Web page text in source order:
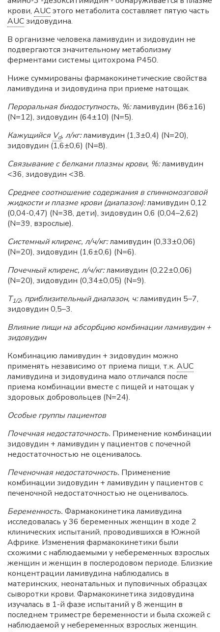
крови, AUCэтого метаболита составляет пятую часть
AUCзидовудина.
В организме человека ламивудин и зидовудин не
подвергаются значительному метаболизму
ферментами системы цитохрома P450.
Ниже суммированы фармакокинетические свойства
ламивудина и зидовудина при приеме натощак.
Пероральная биодоступность, %:ламивудин (86±16)
(N=12), зидовудин (64±10) (N=5).
Кажущийся Vd, л/кг:ламивудин (1,3±0,4) (N=20),
зидовудин (1,6±0,6) (N=8).
Связывание с белками плазмы крови, %:ламивудин
<36, зидовудин <38.
Среднее соотношение содержания в спинномозговой
жидкости и плазме крови (диапазон):ламивудин 0,12
(0,04-0,47) (N=38, дети), зидовудин 0,6 (0,04–2,62)
(N=39, взрослые).
Системный клиренс, л/ч/кг:ламивудин (0,33±0,06)
(N=20), зидовудин (1,6±0,6) (N=6).
Почечный клиренс, л/ч/кг:ламивудин (0,22±0,06)
(N=20), зидовудин (0,34±0,05) (N=9).
T1/2, приблизительный диапазон, ч:ламивудин 5–7,
зидовудин 0,5–3.
Влияние пищи на абсорбцию комбинации ламивудин +
зидовудин
Комбинацию ламивудин + зидовудин можно
применять независимо от приема пищи, т.к. AUC
ламивудина и зидовудина мало отличался после
приема комбинации вместе с пищей и натощак у
здоровых добровольцев (N=24).
Особые группы пациентов
Почечная недостаточность. Применение комбинации
зидовудин + ламивудин у пациентов с почечной
недостаточностью не оценивалось.
Печеночная недостаточность. Применение
комбинации зидовудин + ламивудин у пациентов с
печеночной недостаточностью не оценивалось.
Беременность. Фармакокинетика ламивудина
исследовалась у 36 беременных женщин в ходе 2
клинических испытаний, проводившихся в Южной
Африке. Изменения фармакокинетики были
схожими с наблюдаемыми у небеременных взрослых
женщин и женщин в послеродовом периоде. Близкие
концентрации ламивудина наблюдались в
материнских, неонатальных и пуповичных образцах
сыворотки крови. Фармакокинетика зидовудина
изучалась в 1-й фазе испытаний у 8 женщин в
последнем триместре беременности и была схожей с
наблюдаемой у небеременных взрослых женщин.